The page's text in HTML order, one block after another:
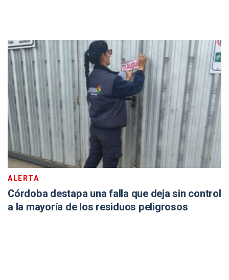
ALERTA
Córdoba destapa una falla que deja sin control
a la mayoría de los residuos peligrosos